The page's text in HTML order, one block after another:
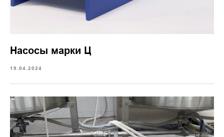
Насосы марки Ц
19.04.2024